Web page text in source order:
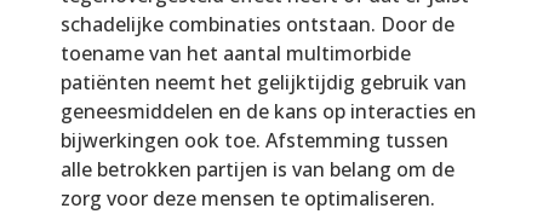
schadelijke combinaties ontstaan. Door de
toename van het aantal multimorbide
patiënten neemt het gelijktijdig gebruik van
geneesmiddelen en de kans op interacties en
bijwerkingen ook toe. Afstemming tussen
alle betrokken partijen is van belang om de
zorg voor deze mensen te optimaliseren.